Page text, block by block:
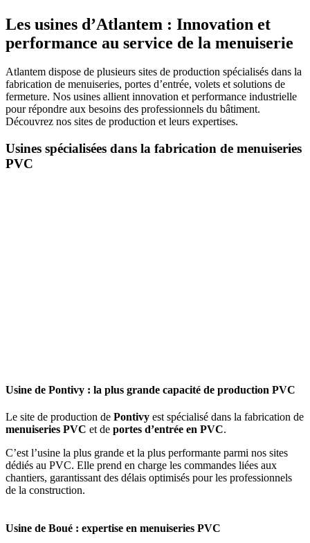
Les usines d’Atlantem : Innovation et
performance au service de la menuiserie
Atlantem dispose de plusieurs sites de production spécialisés dans la
fabrication de menuiseries, portes d’entrée, volets et solutions de
fermeture. Nos usines allient innovation et performance industrielle
pour répondre aux besoins des professionnels du bâtiment.
Découvrez nos sites de production et leurs expertises.
Usines spécialisées dans la fabrication de menuiseries
PVC
Usine de Pontivy : la plus grande capacité de production PVC
Le site de production de Pontivy est spécialisé dans la fabrication de
menuiseries PVC et de portes d’entrée en PVC.
C’est l’usine la plus grande et la plus performante parmi nos sites
dédiés au PVC. Elle prend en charge les commandes liées aux
chantiers, garantissant des délais optimisés pour les professionnels
de la construction.
Usine de Boué : expertise en menuiseries PVC